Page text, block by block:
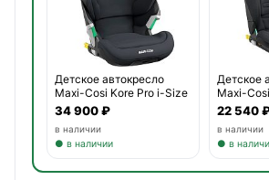
Детское автокресло
Maxi-Cosi Kore Pro i-Size
34 900 ₽
в наличии
● в наличии
Детское
Maxi-
22 540
в наличии
● в